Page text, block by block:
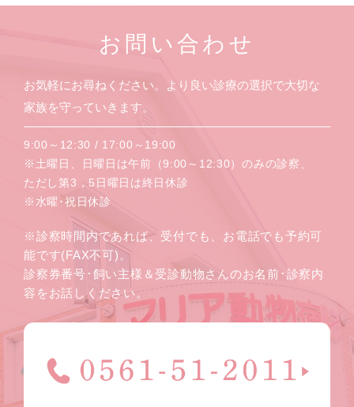
お問い合わせ
お気軽にお尋ねください。より良い診療の選択で大切な
家族を守っていきます。
9:00～12:30 / 17:00～19:00
※土曜日、日曜日は午前（9:00～12:30）のみの診察、
ただし第3，5日曜日は終日休診
※水曜･祝日休診
※診察時間内であれば、受付でも、お電話でも予約可
能です(FAX不可)。
診察券番号･飼い主様＆受診動物さんのお名前･診察内
容をお話しください。